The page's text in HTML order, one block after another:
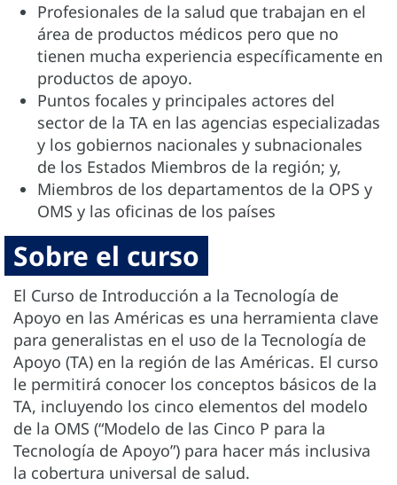
Profesionales de la salud que trabajan en el
área de productos médicos pero que no
tienen mucha experiencia específicamente en
productos de apoyo.
Puntos focales y principales actores del
sector de la TA en las agencias especializadas
y los gobiernos nacionales y subnacionales
de los Estados Miembros de la región; y,
Miembros de los departamentos de la OPS y
OMS y las oficinas de los países
Sobre el curso
El Curso de Introducción a la Tecnología de
Apoyo en las Américas es una herramienta clave
para generalistas en el uso de la Tecnología de
Apoyo (TA) en la región de las Américas. El curso
le permitirá conocer los conceptos básicos de la
TA, incluyendo los cinco elementos del modelo
de la OMS (“Modelo de las Cinco P para la
Tecnología de Apoyo”) para hacer más inclusiva
la cobertura universal de salud.